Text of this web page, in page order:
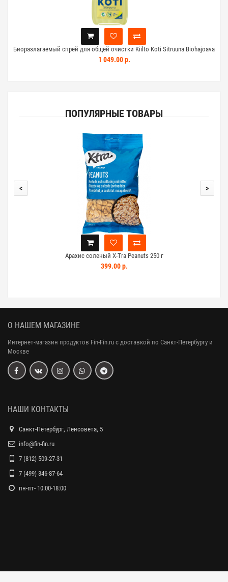
Биоразлагаемый спрей для общей очистки Kiilto Koti Sitruuna Biohajoava
Yleispuhdistussuihke 600 мл лимон
1 049.00 р.
ПОПУЛЯРНЫЕ ТОВАРЫ
Арахис соленый X-Tra Peanuts 250 г
399.00 р.
< >
О НАШЕМ МАГАЗИНЕ
Интернет-магазин продуктов Fin-Fin.ru с доставкой по Санкт-Петербургу и
Москве
НАШИ КОНТАКТЫ
Санкт-Петербург, Ленсовета, 5
info@fin-fin.ru
7 (812) 509-27-31
7 (499) 346-87-64
пн-пт- 10:00-18:00